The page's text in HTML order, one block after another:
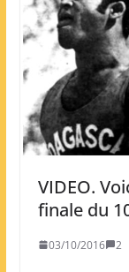
VIDEO.
finale du
03/10/2016 2